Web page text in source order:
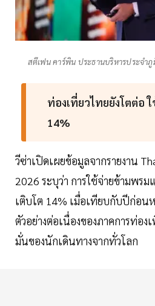
สตีเฟน คาร์พิน ประธานบริหารประจำ
ท่องเที่ยวไทยยังโตต่อ
14%
วีซ่าเปิดเผยข้อมูลจากรายงาน
2026 ระบุว่า การใช้จ่ายข้ามพร
เติบโต 14% เมื่อเทียบกับปีก่อ
ตัวอย่างต่อเนื่องของภาคการท่อง
มั่นของนักเดินทางจากทั่วโลก